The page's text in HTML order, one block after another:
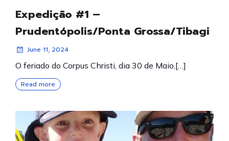
Expedição #1 –
Prudentópolis/Ponta Grossa/Tibagi
June 11, 2024
O feriado do Corpus Christi, dia 30 de Maio,[…]
Read more